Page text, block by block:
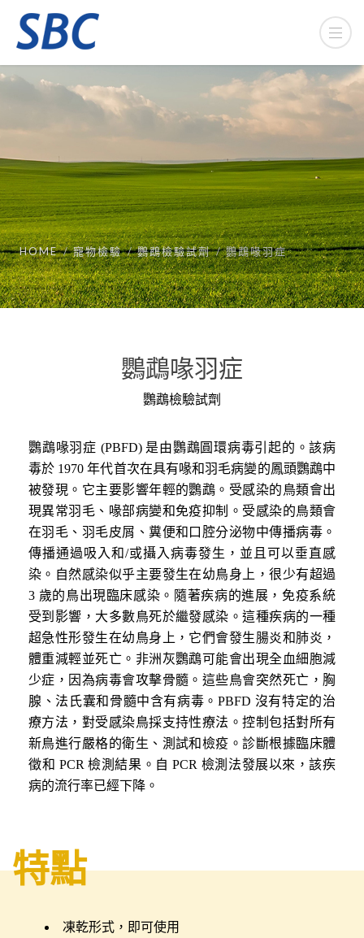
HOME 寵物檢驗 鸚鵡檢驗試劑 鸚鵡喙羽症
鸚鵡喙羽症
鸚鵡檢驗試劑
鸚鵡喙羽症 (PBFD) 是由鸚鵡圓環病毒引起的。該病
毒於 1970 年代首次在具有喙和羽毛病變的鳳頭鸚鵡中
被發現。它主要影響年輕的鸚鵡。受感染的鳥類會出
現異常羽毛、喙部病變和免疫抑制。受感染的鳥類會
在羽毛、羽毛皮屑、糞便和口腔分泌物中傳播病毒。
傳播通過吸入和/或攝入病毒發生，並且可以垂直感
染。自然感染似乎主要發生在幼鳥身上，很少有超過
3 歲的鳥出現臨床感染。隨著疾病的進展，免疫系統
受到影響，大多數鳥死於繼發感染。這種疾病的一種
超急性形發生在幼鳥身上，它們會發生腸炎和肺炎，
體重減輕並死亡。非洲灰鸚鵡可能會出現全血細胞減
少症，因為病毒會攻擊骨髓。這些鳥會突然死亡，胸
腺、法氏囊和骨髓中含有病毒。PBFD 沒有特定的治
療方法，對受感染鳥採支持性療法。控制包括對所有
新鳥進行嚴格的衛生、測試和檢疫。診斷根據臨床體
徵和 PCR 檢測結果。自 PCR 檢測法發展以來，該疾
病的流行率已經下降。
特點
凍乾形式，即可使用